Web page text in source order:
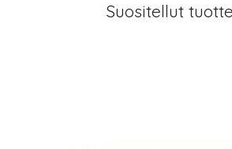
Suositellut